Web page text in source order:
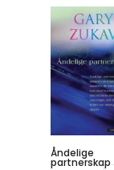
Åndelige
partnerskap